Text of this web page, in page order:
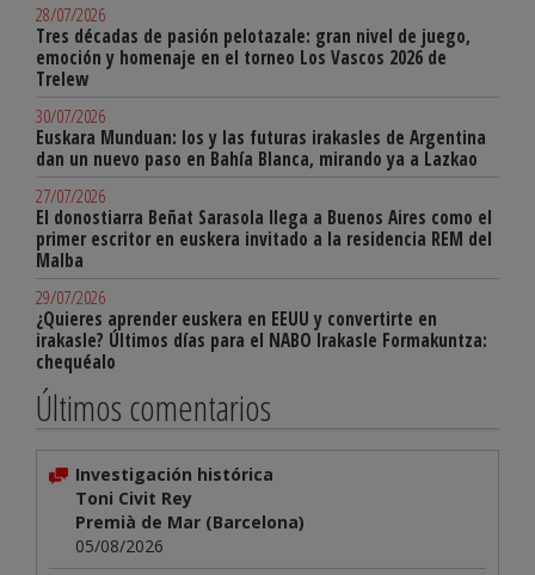
28/07/2026
Tres décadas de pasión pelotazale: gran nivel de juego,
emoción y homenaje en el torneo Los Vascos 2026 de
Trelew
30/07/2026
Euskara Munduan: los y las futuras irakasles de Argentina
dan un nuevo paso en Bahía Blanca, mirando ya a Lazkao
27/07/2026
El donostiarra Beñat Sarasola llega a Buenos Aires como el
primer escritor en euskera invitado a la residencia REM del
Malba
29/07/2026
¿Quieres aprender euskera en EEUU y convertirte en
irakasle? Últimos días para el NABO Irakasle Formakuntza:
chequéalo
Últimos comentarios
Investigación histórica
Toni Civit Rey
Premià de Mar (Barcelona)
05/08/2026